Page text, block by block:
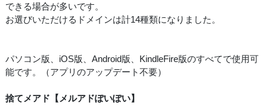
できる場合が多いです。
お選びいただけるドメインは計14種類になりました。
パソコン版、iOS版、Android版、KindleFire版のすべてで使用可
能です。（アプリのアップデート不要）
捨てメアド【メルアドぽいぽい】